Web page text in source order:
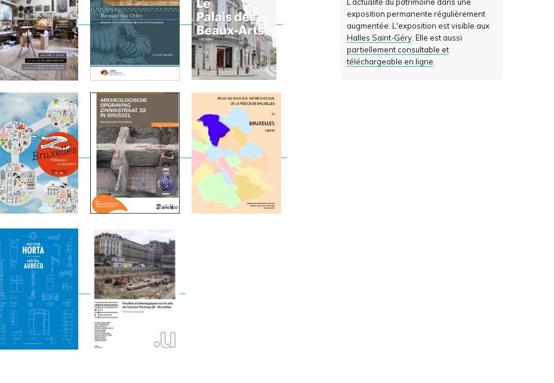
exposition permanente régulièrement
augmentée. L'exposition est visible aux
Halles Saint-Géry . Elle est aussi
partiellement consultable et
téléchargeable en ligne